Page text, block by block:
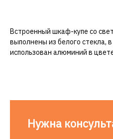
Встроенный шкаф-купе со
выполнены из белого стекла,
использован алюминий в
Нужна